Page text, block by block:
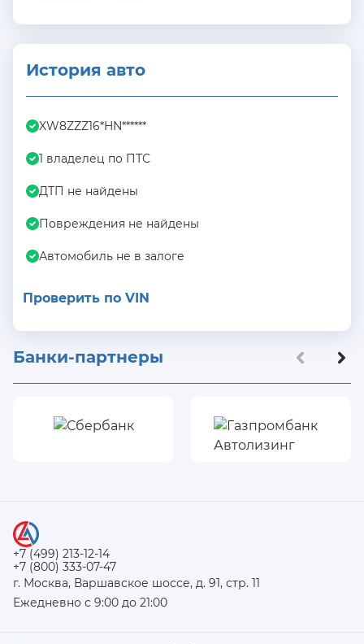
История авто
XW8ZZZ16*HN******
1 владелец по ПТС
ДТП не найдены
Повреждения не найдены
Автомобиль не в залоге
Проверить по VIN
Банки-партнеры
+7 (499) 213-12-14
+7 (800) 333-07-47
г. Москва, Варшавское шоссе, д. 91, стр. 11
Ежедневно с 9:00 до 21:00